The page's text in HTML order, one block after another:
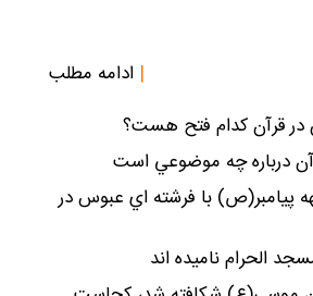
| ادامه مطلب
در قرآن كدام فتح هست؟
درباره چه موضوعي است
پيامبر(ص) با فرشته اي عبوس در
الحرام ناميده اند